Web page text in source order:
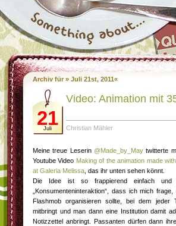
Archiv für » Juli 21st, 2011«
21
Juli
Video: Animation mit
Christian Mähler
Meine treue Leserin @Made_by_Maytwitterte
Youtube Video Making of the animation made
at Galeria Melissa , das ihr unten sehen könnt.
Die Idee ist so frappierend einfach
„Konsumenteninteraktion“, dass ich mich
Flashmob organisieren sollte, bei dem jeder
mitbringt und man dann eine Institution damit
Notizzettel anbringt. Passanten dürfen dann